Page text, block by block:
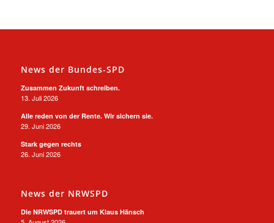
News der Bundes-SPD
Zusammen Zukunft schreiben.
13. Juli 2026
Alle reden von der Rente. Wir sichern sie.
29. Juni 2026
Stark gegen rechts
26. Juni 2026
News der NRWSPD
Die NRWSPD trauert um Klaus Hänsch